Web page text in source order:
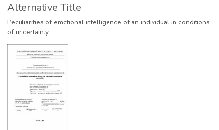
Alternative Title
Peculiarities of emotional intelligence of an individual in conditions
of uncertainty